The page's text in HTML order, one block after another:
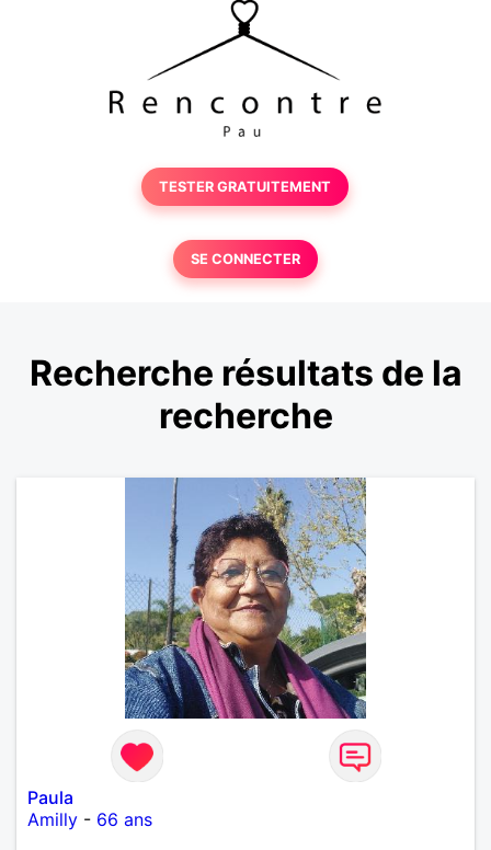
TESTER GRATUITEMENT
SE CONNECTER
Recherche résultats de la
recherche
Paula
Amilly - 66 ans